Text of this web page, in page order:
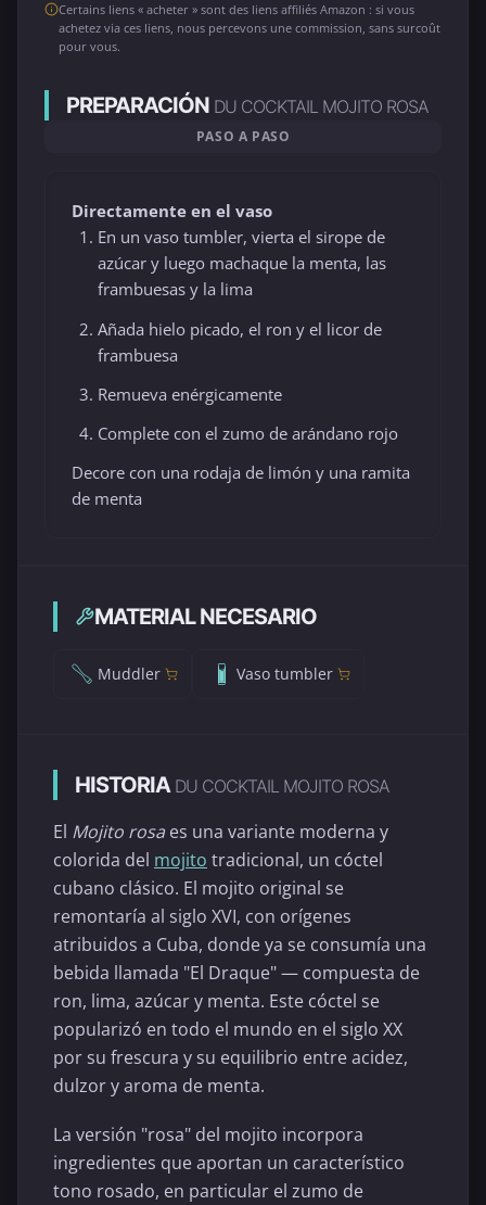
Certains liens « acheter » sont des liens affiliés Amazon : si vous
achetez via ces liens, nous percevons une commission, sans surcoût
pour vous.
PREPARACIÓN DU COCKTAIL MOJITO ROSA
PASO A PASO
Directamente en el vaso
En un vaso tumbler, vierta el sirope de
azúcar y luego machaque la menta, las
frambuesas y la lima
Añada hielo picado, el ron y el licor de
frambuesa
Remueva enérgicamente
Complete con el zumo de arándano rojo
Decore con una rodaja de limón y una ramita
de menta
MATERIAL NECESARIO
Muddler Vaso tumbler
HISTORIA DU COCKTAIL MOJITO ROSA
El Mojito rosa es una variante moderna y
colorida del mojito tradicional, un cóctel
cubano clásico. El mojito original se
remontaría al siglo XVI, con orígenes
atribuidos a Cuba, donde ya se consumía una
bebida llamada "El Draque" — compuesta de
ron, lima, azúcar y menta. Este cóctel se
popularizó en todo el mundo en el siglo XX
por su frescura y su equilibrio entre acidez,
dulzor y aroma de menta.
La versión "rosa" del mojito incorpora
ingredientes que aportan un característico
tono rosado, en particular el zumo de